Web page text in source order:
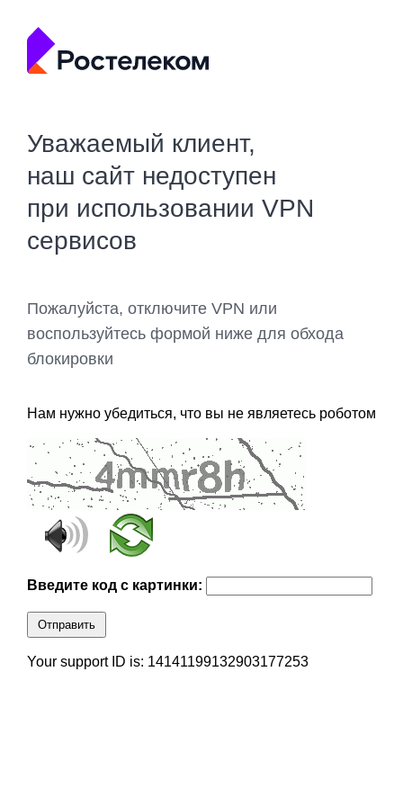
Уважаемый клиент,
наш сайт недоступен
при использовании VPN
сервисов
Пожалуйста, отключите VPN или
воспользуйтесь формой ниже для обхода
блокировки
Нам нужно убедиться, что вы не являетесь роботом
Введите код с картинки:
Отправить
Your support ID is: 14141199132903177253